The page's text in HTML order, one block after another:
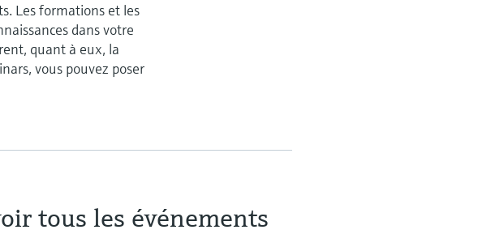
Les formations et les
dans votre
quant à eux, la
vous pouvez poser
tous les événements